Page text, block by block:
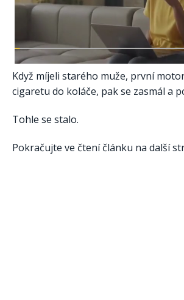
Když míjeli starého muže, první
cigaretu do koláče, pak se zasmál a
Tohle se stalo.
Pokračujte ve čtení článku na další